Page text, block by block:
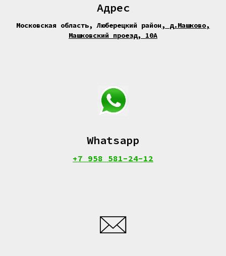
Адрес
Московская область, Люберецкий район, д.Машково,
Машковский проезд, 10А
Whatsapp
+7 958 581-24-12